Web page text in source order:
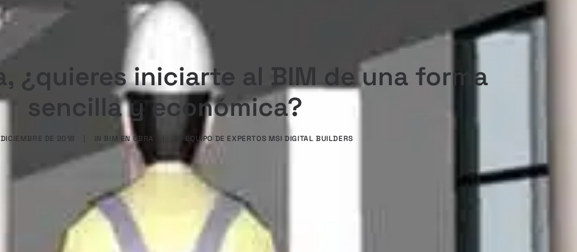
¿quieres iniciarte al BIM de una forma
sencilla y económica?
DE 2018 IN BIM EN OBRA EQUIPO DE EXPERTOS MSI DIGITAL BUILDERS